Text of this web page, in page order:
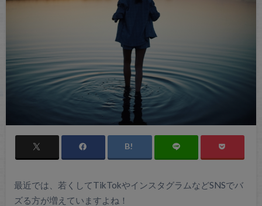
最近では、若くしてTikTokやインスタグラムなどSNSでバ
ズる方が増えていますよね！